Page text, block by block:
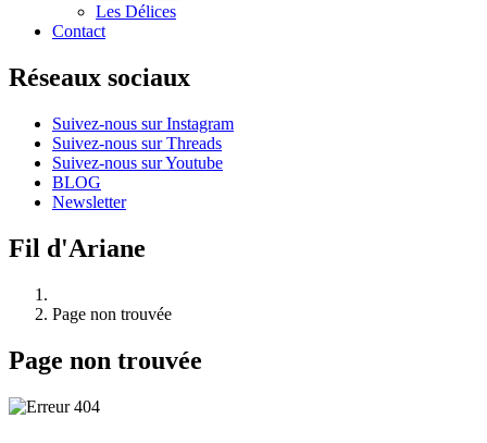
Les Délices
Contact
Réseaux sociaux
Suivez-nous sur Instagram
Suivez-nous sur Threads
Suivez-nous sur Youtube
BLOG
Newsletter
Fil d'Ariane
Page non trouvée
Page non trouvée